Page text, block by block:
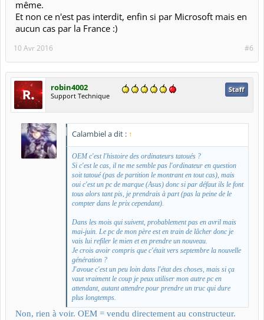
même.
Et non ce n'est pas interdit, enfin si par Microsoft mais en
aucun cas par la France :)
#6
10 Avr 2016
robin4002
Support Technique
Staff
Calambiel a dit : ↑
OEM c'est l'histoire des ordinateurs tatoués ?
Si c'est le cas, il ne me semble pas l'ordinateur en question
soit tatoué (pas de partition le montrant en tout cas), mais
oui c'est un pc de marque (Asus) donc si par défaut ils le font
tous alors tant pis, je prendrais à part (pas la peine de le
compter dans le prix cependant).
Dans les mois qui suivent, probablement pas en avril mais
mai-juin. Le pc de mon père est en train de lâcher donc je
vais lui refiler le mien et en prendre un nouveau.
Je crois avoir compris que c'était vers septembre la nouvelle
génération ?
J'avoue c'est un peu loin dans l'état des choses, mais si ça
vaut vraiment le coup je peux utiliser mon autre pc en
attendant, autant attendre pour prendre un truc qui dure
plus longtemps.
Non, rien à voir. OEM = vendu directement au constructeur.